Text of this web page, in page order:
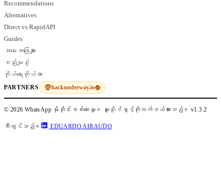
Recommendations
Alternatives
Direct vs RapidAPI
Guides
အမေးအဖြေများ
စည်းမျဥ်း
ကိုယ်ရေးကိုယ်တာ
PARTNERS hackunderway.io
© 2026 WhatsApp မိုဘိုင်းစစ်ဆေးမှု။ မူပိုင်ခွင့်ကိုလက်ဝယ်ထားသည်။ v1.3.2
တီထွင်သည်။ EDUARDO AIRAUDO